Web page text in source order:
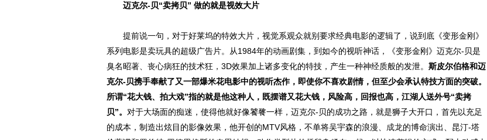
迈克尔-贝“卖拷贝” 做的就是视效大片
提前说一句，对于好莱坞的特效大片，视觉系观众就别要求经典电影的逻辑了，说到底《变形金刚》
系列电影是卖玩具的超级广告片。从1984年的动画剧集，到如今的视听神话，《变形金刚》迈克尔-贝是
臭名昭著、丧心病狂的技术狂，3D效果加上诸多变化的特技，产生一种神经质般的发泄。 斯皮尔伯格和迈
克尔-贝携手奉献了又一部爆米花电影中的视听杰作，即使你不喜欢剧情，但至少会承认特技方面的突破。
所谓“花大钱、拍大戏”指的就是他这种人，既摆谱又花大钱，风险高，回报也高，江湖人送外号“卖拷
贝”。 对于大场面的痴迷，使得他就好像饕餮一样，迈克尔-贝的成功之路，就是狮子大开口，首先以充足
的成本，制造出炫目的影像效果，他开创的MTV风格，不单将吴宇森的浪漫、 成龙的博命演出、昆汀-塔